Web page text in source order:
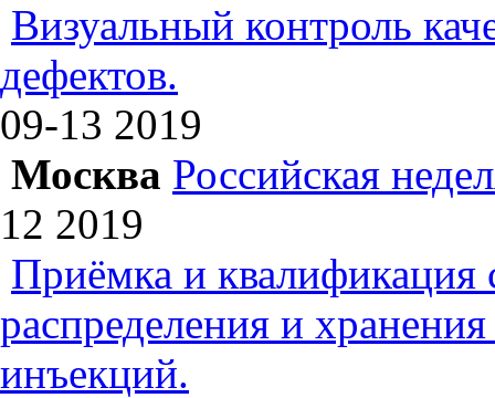
Визуальный контроль
дефектов.
09-13 2019
Москва Российская
12 2019
Приёмка и квалификация
распределения и
инъекций.